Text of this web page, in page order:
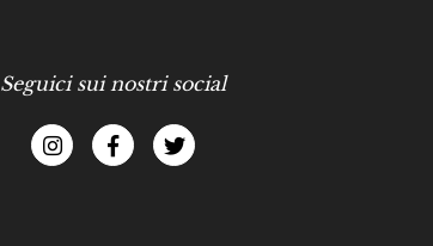
Seguici sui nostri social